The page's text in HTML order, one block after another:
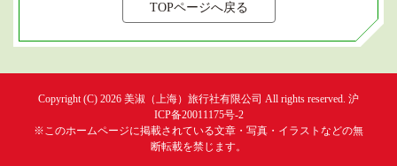
TOPページへ戻る
Copyright (C) 2026 美淑（上海）旅行社有限公司 All rights reserved. 沪
ICP备20011175号-2
※このホームページに掲載されている文章・写真・イラストなどの無
断転載を禁じます。